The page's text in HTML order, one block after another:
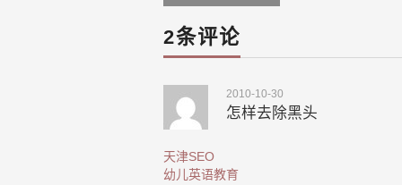
navigation
2条评论
2010-10-30
怎样去除黑头
天津SEO
幼儿英语教育